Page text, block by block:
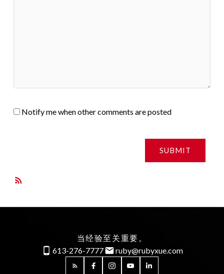
Notify me when other comments are posted
SUBMIT
当经验至关重要。
613-276-7777
ruby@rubyxue.com